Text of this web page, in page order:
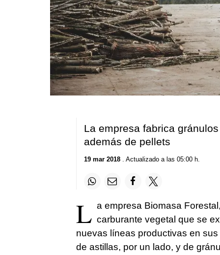
La empresa fabrica
además de pellets
19 mar 2018. Actualizado a las 05:00 h.
L a empresa Biomasa
carburante vegetal que se
nuevas líneas productivas en
de astillas, por un lado, y de